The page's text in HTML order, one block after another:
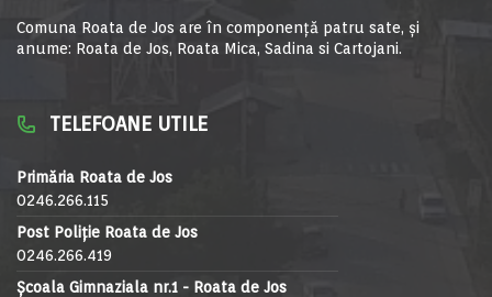
Comuna Roata de Jos are în componență patru sate, și
anume: Roata de Jos, Roata Mica, Sadina si Cartojani.
TELEFOANE UTILE
Primăria Roata de Jos
0246.266.115
Post Poliție Roata de Jos
0246.266.419
Școala Gimnaziala nr.1 - Roata de Jos